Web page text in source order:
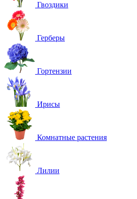
Гвоздики
Герберы
Гортензии
Ирисы
Комнатные растения
Лилии